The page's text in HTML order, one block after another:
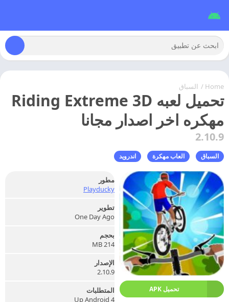
Home
/ السباق
تحميل لعبه Riding Extreme 3D
مهكره اخر اصدار مجانا
2.10.9
السباق العاب مهكرة اندرويد
تحميل APK
مطور
Playducky
تطوير
One Day Ago
بحجم
214 MB
الإصدار
2.10.9
المتطلبات
Up Android 4